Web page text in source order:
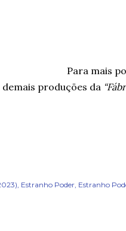
Para mais
demais produções da
Estranho Poder Estranho